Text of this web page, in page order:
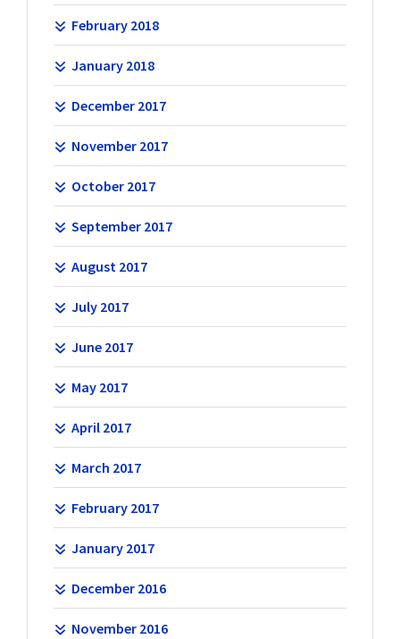
February 2018
January 2018
December 2017
November 2017
October 2017
September 2017
August 2017
July 2017
June 2017
May 2017
April 2017
March 2017
February 2017
January 2017
December 2016
November 2016